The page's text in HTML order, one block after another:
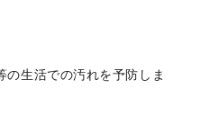
の生活での汚れを予防しま